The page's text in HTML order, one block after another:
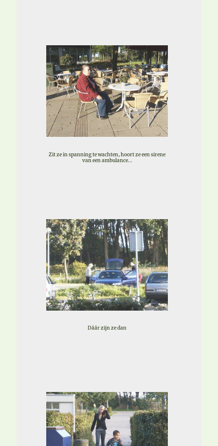
Zit ze in spanning te wachten, hoort ze een sirene
van een ambulance...
Dáár zijn ze dan